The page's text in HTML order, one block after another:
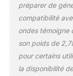
préparer de
compatibilité
ondes témoigne
son poids de
pour certains
la disponibilité